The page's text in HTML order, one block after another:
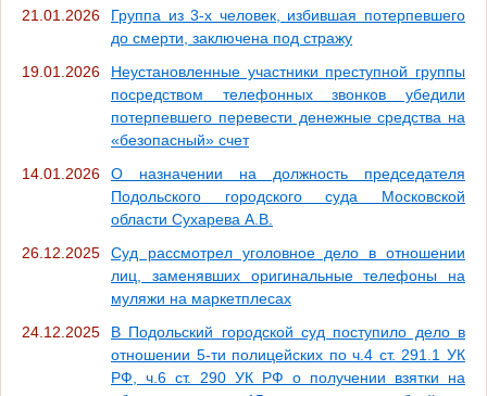
21.01.2026
Группа из 3-х человек, избившая потерпевшего
до смерти, заключена под стражу
19.01.2026
Неустановленные участники преступной группы
посредством телефонных звонков убедили
потерпевшего перевести денежные средства на
«безопасный» счет
14.01.2026
О назначении на должность председателя
Подольского городского суда Московской
области Сухарева А.В.
26.12.2025
Суд рассмотрел уголовное дело в отношении
лиц, заменявших оригинальные телефоны на
муляжи на маркетплесах
24.12.2025
В Подольский городской суд поступило дело в
отношении 5-ти полицейских по ч.4 ст. 291.1 УК
РФ, ч.6 ст. 290 УК РФ о получении взятки на